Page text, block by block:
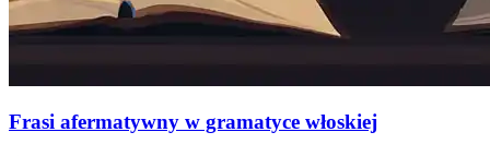
Frasi afermatywny w gramatyce włoskiej